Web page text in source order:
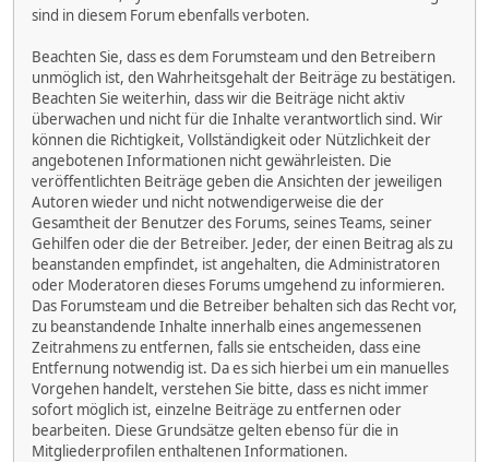
sind in diesem Forum ebenfalls verboten.
Beachten Sie, dass es dem Forumsteam und den Betreibern
unmöglich ist, den Wahrheitsgehalt der Beiträge zu bestätigen.
Beachten Sie weiterhin, dass wir die Beiträge nicht aktiv
überwachen und nicht für die Inhalte verantwortlich sind. Wir
können die Richtigkeit, Vollständigkeit oder Nützlichkeit der
angebotenen Informationen nicht gewährleisten. Die
veröffentlichten Beiträge geben die Ansichten der jeweiligen
Autoren wieder und nicht notwendigerweise die der
Gesamtheit der Benutzer des Forums, seines Teams, seiner
Gehilfen oder die der Betreiber. Jeder, der einen Beitrag als zu
beanstanden empfindet, ist angehalten, die Administratoren
oder Moderatoren dieses Forums umgehend zu informieren.
Das Forumsteam und die Betreiber behalten sich das Recht vor,
zu beanstandende Inhalte innerhalb eines angemessenen
Zeitrahmens zu entfernen, falls sie entscheiden, dass eine
Entfernung notwendig ist. Da es sich hierbei um ein manuelles
Vorgehen handelt, verstehen Sie bitte, dass es nicht immer
sofort möglich ist, einzelne Beiträge zu entfernen oder
bearbeiten. Diese Grundsätze gelten ebenso für die in
Mitgliederprofilen enthaltenen Informationen.